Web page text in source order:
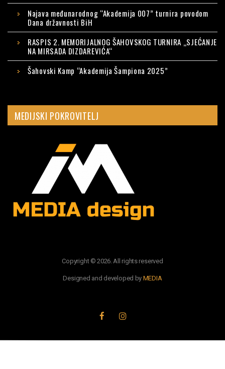
Najava međunarodnog “Akademija 007” turnira povodom
Dana državnosti BiH
RASPIS 2. MEMORIJALNOG ŠAHOVSKOG TURNIRA „SJEĆANJE
NA MIRSADA DIZDAREVIĆA“
Šahovski Kamp “Akademija Šampiona 2025”
MEDIJSKI POKROVITELJ
Copyright © 2026. All rights reserved
Designed and developed by MEDIA